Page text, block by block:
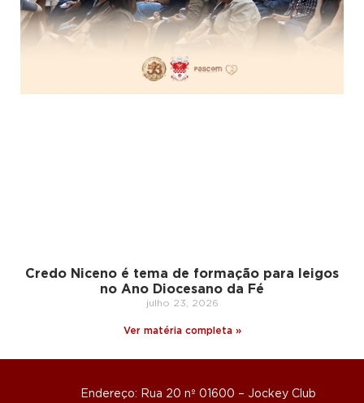
Credo Niceno é tema de formação para leigos
no Ano Diocesano da Fé
julho 23, 2026
Ver matéria completa »
Endereço: Rua 20 nº 01600 – Jockey Club